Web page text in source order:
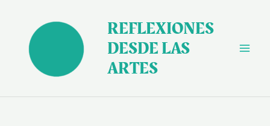
contenido
REFLEXIONES
DESDE LAS
ARTES